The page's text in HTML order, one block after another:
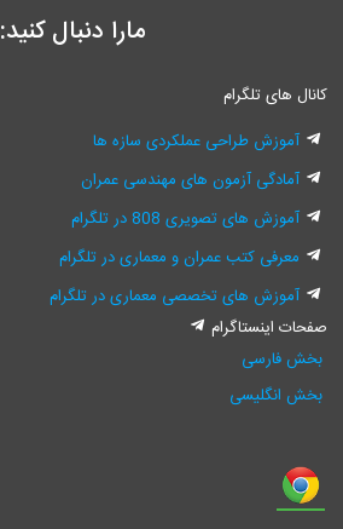
مارا دنبال کنید:
کانال های تلگرام
آموزش طراحی عملکردی سازه ها
آمادگی آزمون های مهندسی عمران
آموزش های تصویری 808 در تلگرام
معرفی کتب عمران و معماری در تلگرام
آموزش های تخصصی معماری در تلگرام
صفحات اینستاگرام
بخش فارسی
بخش انگلیسی